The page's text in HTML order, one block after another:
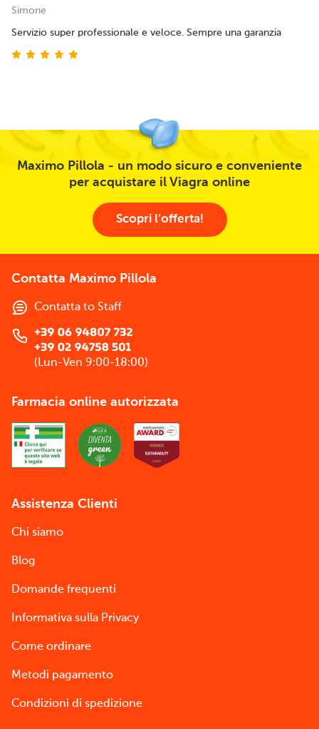
Simone
Servizio super professionale e veloce. Sempre una garanzia
Maximo Pillola - un modo sicuro e conveniente
per acquistare il Viagra online
Scopri l'offerta!
Contatta Maximo Pillola
Contatta to Staff
(Lun-Ven 9:00-18:00)
Farmacia online autorizzata
Assistenza Clienti
Chi siamo
Blog
Domande frequenti
Informativa sulla Privacy
Come ordinare
Metodi pagamento
Condizioni di spedizione